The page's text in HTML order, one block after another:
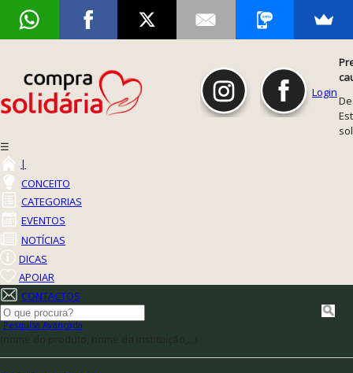
Login
☰
|
CONCEITO
CATEGORIAS
EVENTOS
NOTÍCIAS
DICAS
APOIAR
CONTACTOS
Pesquisa Avançada